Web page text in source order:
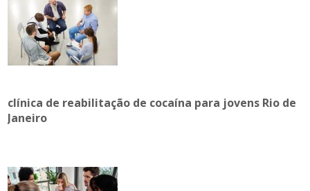
clínica de reabilitação de cocaína para jovens Rio de
Janeiro